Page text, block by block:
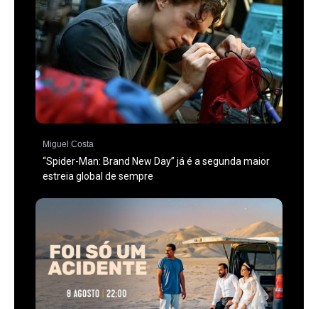
Miguel Costa
“Spider-Man: Brand New Day” já é a segunda maior
estreia global de sempre